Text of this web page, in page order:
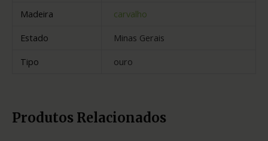
Madeira
carvalho
Estado
Minas Gerais
Tipo
ouro
Produtos Relacionados